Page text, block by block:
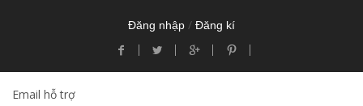
Đăng nhập / Đăng kí
Email hỗ trợ